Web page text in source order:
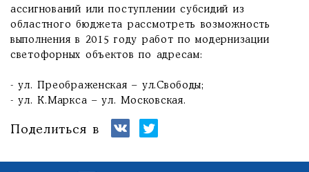
ассигнований или поступлении субсидий из
областного бюджета рассмотреть возможность
выполнения в 2015 году работ по модернизации
светофорных объектов по адресам:
- ул. Преображенская – ул.Свободы;
- ул. К.Маркса – ул. Московская.
Поделиться в